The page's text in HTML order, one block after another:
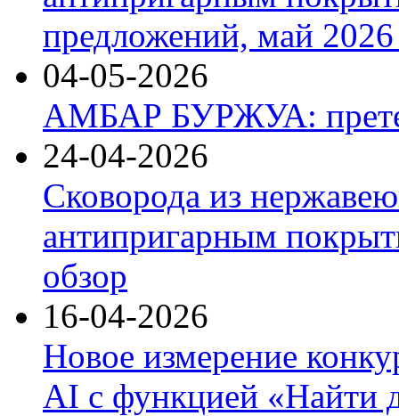
предложений, май 2026
04-05-2026
АМБАР БУРЖУА:
24-04-2026
Сковорода из
антипригарным
обзор
16-04-2026
Новое измерение
AI с функцией «Найти